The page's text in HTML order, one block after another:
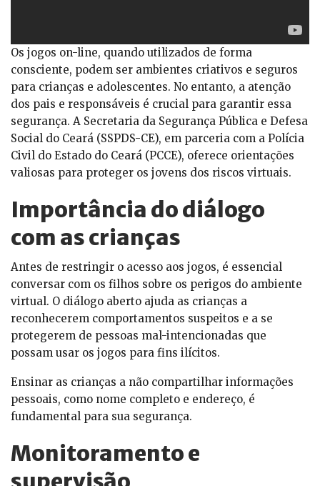
Os jogos on-line, quando utilizados de forma
consciente, podem ser ambientes criativos e seguros
para crianças e adolescentes. No entanto, a atenção
dos pais e responsáveis é crucial para garantir essa
segurança. A Secretaria da Segurança Pública e Defesa
Social do Ceará (SSPDS-CE), em parceria com a Polícia
Civil do Estado do Ceará (PCCE), oferece orientações
valiosas para proteger os jovens dos riscos virtuais.
Importância do diálogo
com as crianças
Antes de restringir o acesso aos jogos, é essencial
conversar com os filhos sobre os perigos do ambiente
virtual. O diálogo aberto ajuda as crianças a
reconhecerem comportamentos suspeitos e a se
protegerem de pessoas mal-intencionadas que
possam usar os jogos para fins ilícitos.
Ensinar as crianças a não compartilhar informações
pessoais, como nome completo e endereço, é
fundamental para sua segurança.
Monitoramento e